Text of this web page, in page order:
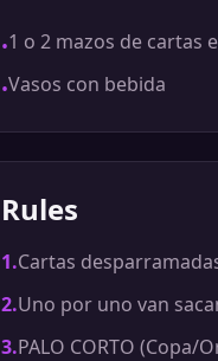
•1 o 2 mazos de cartas
•Vasos con bebida
Rules
1.Cartas
2.Uno por uno van
3.PALO CORTO (Copa/